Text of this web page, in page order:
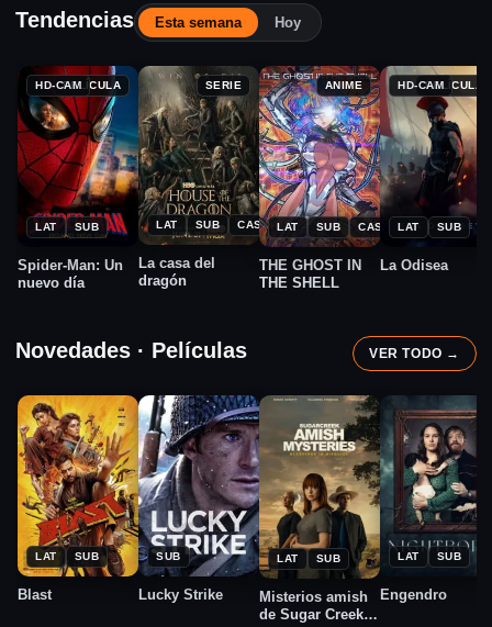
Tendencias Esta semana Hoy
PELÍCULA
HD-CAM
LAT SUB
★
7.8
2026
Spider-Man: Un
nuevo día
SERIE
LAT SUB CAST
★
8.3
2022
La casa del
dragón
ANIME
LAT SUB CAST
★
6.2
2026
THE GHOST IN
THE SHELL
PELÍCULA
HD-CAM
LAT SUB
★
2026
La Odisea
Novedades · Películas VER TODO →
LAT SUB
★
6.8
2026
Blast
SUB
7.4
2026
Lucky Strike
LAT SUB
★
7.5
2025
Misterios amish
de Sugar Creek.
LAT SUB
★
6.5
2026
Engendro